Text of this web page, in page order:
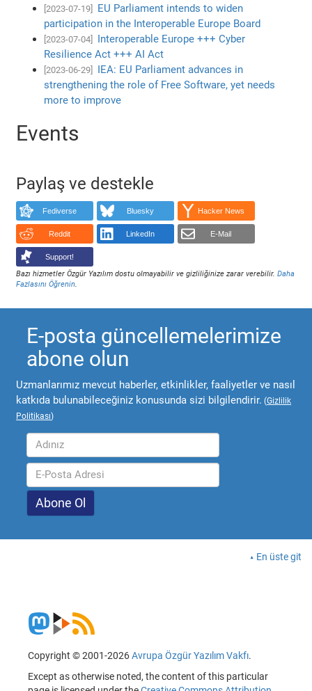
[2023-07-19]
EU Parliament intends to widen
participation in the Interoperable Europe Board
[2023-07-04]
Interoperable Europe +++ Cyber
Resilience Act +++ AI Act
[2023-06-29]
IEA: EU Parliament advances in
strengthening the role of Free Software, yet needs
more to improve
Events
Paylaş ve destekle
Fediverse Bluesky Hacker News
Reddit LinkedIn E-Mail
Support!
Bazı hizmetler Özgür Yazılım dostu olmayabilir ve gizliliğinize zarar verebilir.Daha
Fazlasını Öğrenin.
E-posta güncellemelerimize
abone olun
Uzmanlarımız mevcut haberler, etkinlikler, faaliyetler ve nasıl
katkıda bulunabileceğiniz konusunda sizi bilgilendirir. (Gizlilik
Politikası)
En üste git
Copyright © 2001-2026Avrupa Özgür Yazılım Vakfı.
Except as otherwise noted, the content of this particular